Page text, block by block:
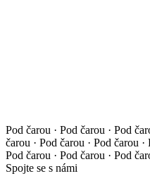
Pod čarou · Pod čarou · Pod
čarou · Pod čarou · Pod čarou ·
Pod čarou · Pod čarou · Pod
Spojte se s námi